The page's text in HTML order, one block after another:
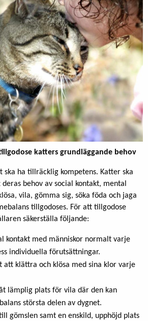
katters grundläggande behov
ska ha tillräcklig kompetens. Katter ska
deras behov av social kontakt, mental
vila, gömma sig, söka föda och jaga
tillgodoses. För att tillgodose
säkerställa följande:
kontakt med människor normalt varje
individuella förutsättningar.
att klättra och klösa med sina klor varje
lämplig plats för vila där den kan
största delen av dygnet.
gömslen samt en enskild, upphöjd plats